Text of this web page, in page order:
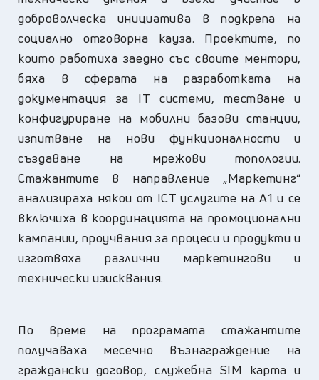
доброволческа инициатива в подкрепа на
социално отговорна кауза. Проектите, по
които работиха заедно със своите ментори,
бяха в сферата на разработката на
документация за IT системи, тестване и
конфигуриране на мобилни базови станции,
изпитване на нови функционалности и
създаване на мрежови топологии.
Стажантите в направление „Маркетинг“
анализираха някои от ICT услугите на А1 и се
включиха в координацията на промоционални
кампании, проучвания за процеси и продукти и
изготвяха различни маркетингови и
технически изисквания.
По време на програмата стажантите
получаваха месечно възнаграждение на
граждански договор, служебна SIM карта и